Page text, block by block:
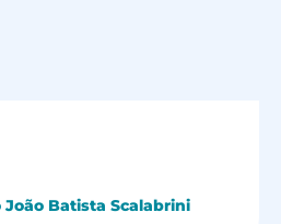
Batista Scalabrini